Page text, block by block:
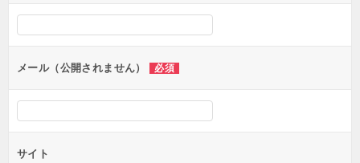
シ
ンメール（公開されません） 必須
サイト